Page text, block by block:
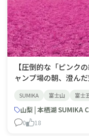
【圧倒的な「ピンク
ャンプ場の朝、澄ん
マです。 濃いピンク
や、優雅な「オータ
の芝桜が咲き誇り、残
SUMIKA 富士山 富士
山梨 | 本栖湖 SUMIKA
0 18